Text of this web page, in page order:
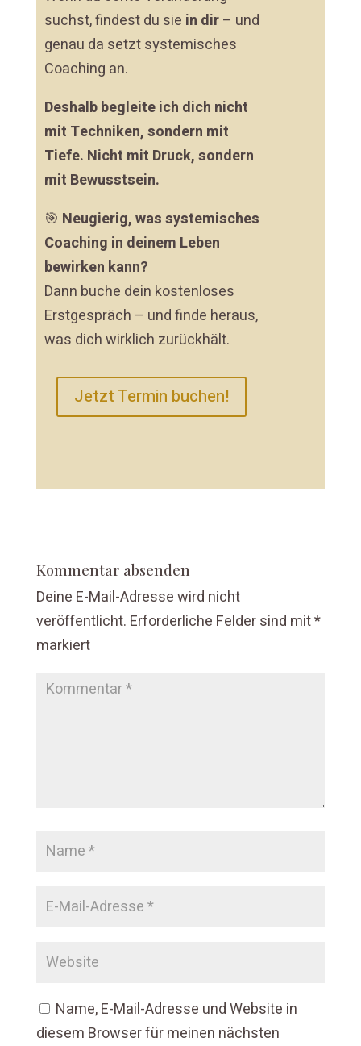
suchst, findest du sie in dir– und
genau da setzt systemisches
Coaching an.
Deshalb begleite ich dich nicht
mit Techniken, sondern mit
Tiefe. Nicht mit Druck, sondern
mit Bewusstsein.
🎯 Neugierig, was systemisches
Coaching in deinem Leben
bewirken kann?
Dann buche dein kostenloses
Erstgespräch – und finde heraus,
was dich wirklich zurückhält.
Jetzt Termin buchen!
Kommentar absenden
Deine E-Mail-Adresse wird nicht
veröffentlicht. Erforderliche Felder sind mit*
markiert
Name, E-Mail-Adresse und Website in
diesem Browser für meinen nächsten